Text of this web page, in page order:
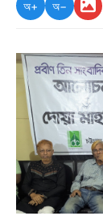
অ+ অ−